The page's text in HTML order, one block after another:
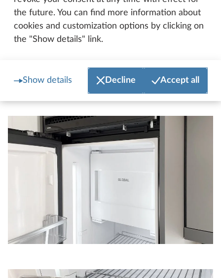
the future. You can find more information about
cookies and customization options by clicking on
the "Show details" link.
Show details Decline Accept all
betydelig mer enn den forrige modellen.
En smart detalj er at frysedelen på 18 liter kan tas
ut, slik at det blir bedre plass i kjøleskapet. Like
er utstyrt med velprøvd kompressorteknologi og
vendbar dør.